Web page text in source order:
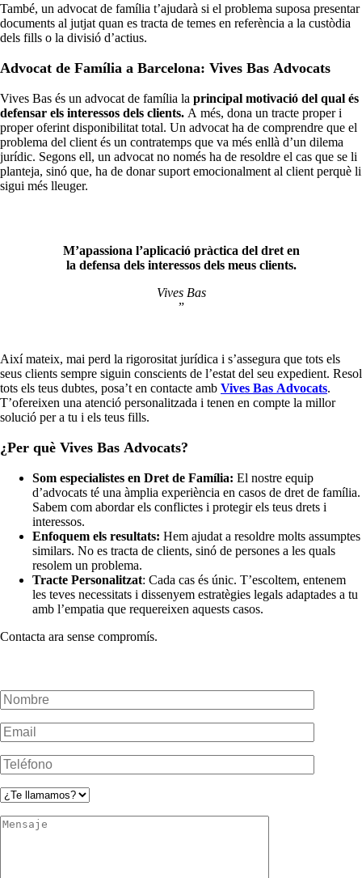
També, un advocat de família t’ajudarà si el problema suposa presentar
documents al jutjat quan es tracta de temes en referència a la custòdia
dels fills o la divisió d’actius.
Advocat de Família a Barcelona: Vives Bas Advocats
Vives Bas és un advocat de família la principal motivació del qual és
defensar els interessos dels clients. A més, dona un tracte proper i
proper oferint disponibilitat total. Un advocat ha de comprendre que el
problema del client és un contratemps que va més enllà d’un dilema
jurídic. Segons ell, un advocat no només ha de resoldre el cas que se li
planteja, sinó que, ha de donar suport emocionalment al client perquè li
sigui més lleuger.
M’apassiona l’aplicació pràctica del dret en
la defensa dels interessos dels meus clients.
Vives Bas
Així mateix, mai perd la rigorositat jurídica i s’assegura que tots els
seus clients sempre siguin conscients de l’estat del seu expedient. Resol
tots els teus dubtes, posa’t en contacte amb Vives Bas Advocats.
T’ofereixen una atenció personalitzada i tenen en compte la millor
solució per a tu i els teus fills.
¿Per què Vives Bas Advocats?
Som especialistes en Dret de Família: El nostre equip
d’advocats té una àmplia experiència en casos de dret de família.
Sabem com abordar els conflictes i protegir els teus drets i
interessos.
Enfoquem els resultats: Hem ajudat a resoldre molts assumptes
similars. No es tracta de clients, sinó de persones a les quals
resolem un problema.
Tracte Personalitzat: Cada cas és únic. T’escoltem, entenem
les teves necessitats i dissenyem estratègies legals adaptades a tu
amb l’empatia que requereixen aquests casos.
Contacta ara sense compromís.